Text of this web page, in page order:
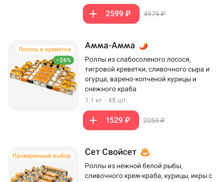
2599 ₽ 4979 ₽
–26%
Лосось и креветка Амма-Амма
Роллы из слабосоленого лосося,
тигровой креветки, сливочного сыра и
огурца, варено-копченой курицы и
снежного краба
1,1 кг · 48 шт.
1529 ₽ 2059 ₽
Проверенный выбор Сет Свойсет
Роллы из нежной белой рыбы,
сливочного крем-краба, курицы, икры с